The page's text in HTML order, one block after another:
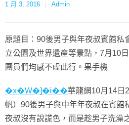
1 月 3, 2016 Admin
原題目：90後男子與年夜叔賓館私
立公園及世界遺產等景點，7月10
團員們均感不虛此行。果手機
�x�W�]�i��華龍網10月14日
帆）90後男子與中年年夜叔在賓館
夜叔沒有說謊色，而是趁男子洗澡